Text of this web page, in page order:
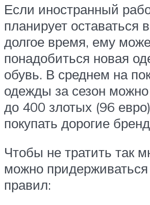
Если иностранный
планирует оставаться
долгое время, ему
понадобиться новая
обувь. В среднем на
одежды за сезон можно
до 400 злотых (96
покупать дорогие
Чтобы не тратить так
можно
правил: